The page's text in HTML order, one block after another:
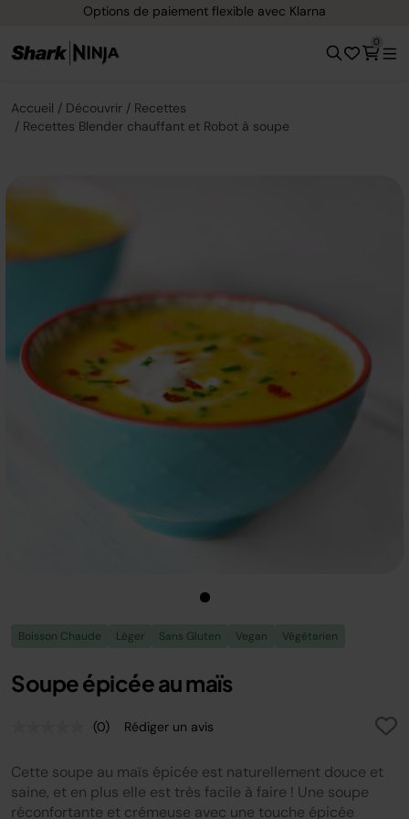
Options de paiement flexible avec Klarna
0
Accueil Découvrir
Recettes
Recettes Blender chauffant et Robot à soupe
Boisson Chaude Léger Sans Gluten Vegan Végétarien
Soupe épicée au maïs
Aucune
notation.
Lien
sur
(0) Rédiger un avis
Cette soupe au maïs épicée est naturellement douce et
saine, et en plus elle est très facile à faire ! Une soupe
réconfortante et crémeuse avec une touche épicée